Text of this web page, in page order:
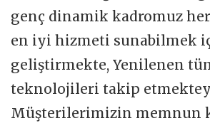
genç dinamik kadromuz
en iyi hizmeti sunabilmek
geliştirmekte, Yenilenen
teknolojileri takip
Müşterilerimizin memnun